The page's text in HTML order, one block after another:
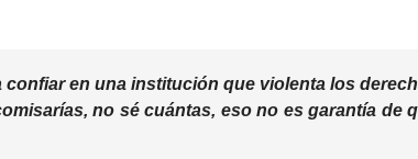
confiar en una institución que violenta los
no sé cuántas, eso no es garantía de